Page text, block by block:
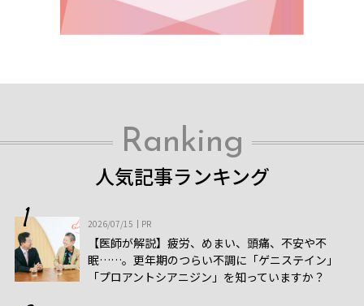
Ranking
人気記事ランキング
2026/07/15 PR
【医師が解説】疲労、めまい、頭痛、不安や不
眠……。更年期のつらい不調に「ゲニステイン」
「プロアントシアニジン」を知っていますか？